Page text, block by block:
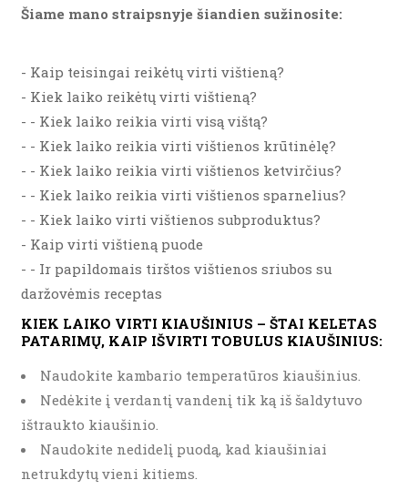
Šiame mano straipsnyje šiandien sužinosite:
- Kaip teisingai reikėtų virti vištieną?
- Kiek laiko reikėtų virti vištieną?
- - Kiek laiko reikia virti visą vištą?
- - Kiek laiko reikia virti vištienos krūtinėlę?
- - Kiek laiko reikia virti vištienos ketvirčius?
- - Kiek laiko reikia virti vištienos sparnelius?
- - Kiek laiko virti vištienos subproduktus?
- Kaip virti vištieną puode
- - Ir papildomais tirštos vištienos sriubos su
daržovėmis receptas
KIEK LAIKO VIRTI KIAUŠINIUS – ŠTAI KELETAS
PATARIMŲ, KAIP IŠVIRTI TOBULUS KIAUŠINIUS:
Naudokite kambario temperatūros kiaušinius.
Nedėkite į verdantį vandenį tik ką iš šaldytuvo
ištraukto kiaušinio.
Naudokite nedidelį puodą, kad kiaušiniai
netrukdytų vieni kitiems.